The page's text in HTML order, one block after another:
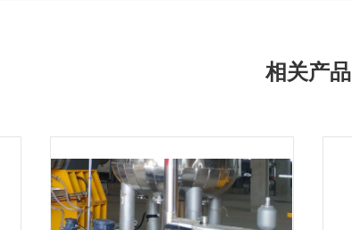
相关产品